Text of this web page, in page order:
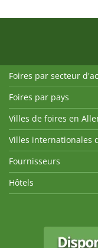
Foires par secteur
Foires par pays
Villes de foires en
Villes internationales
Fournisseurs
Hôtels